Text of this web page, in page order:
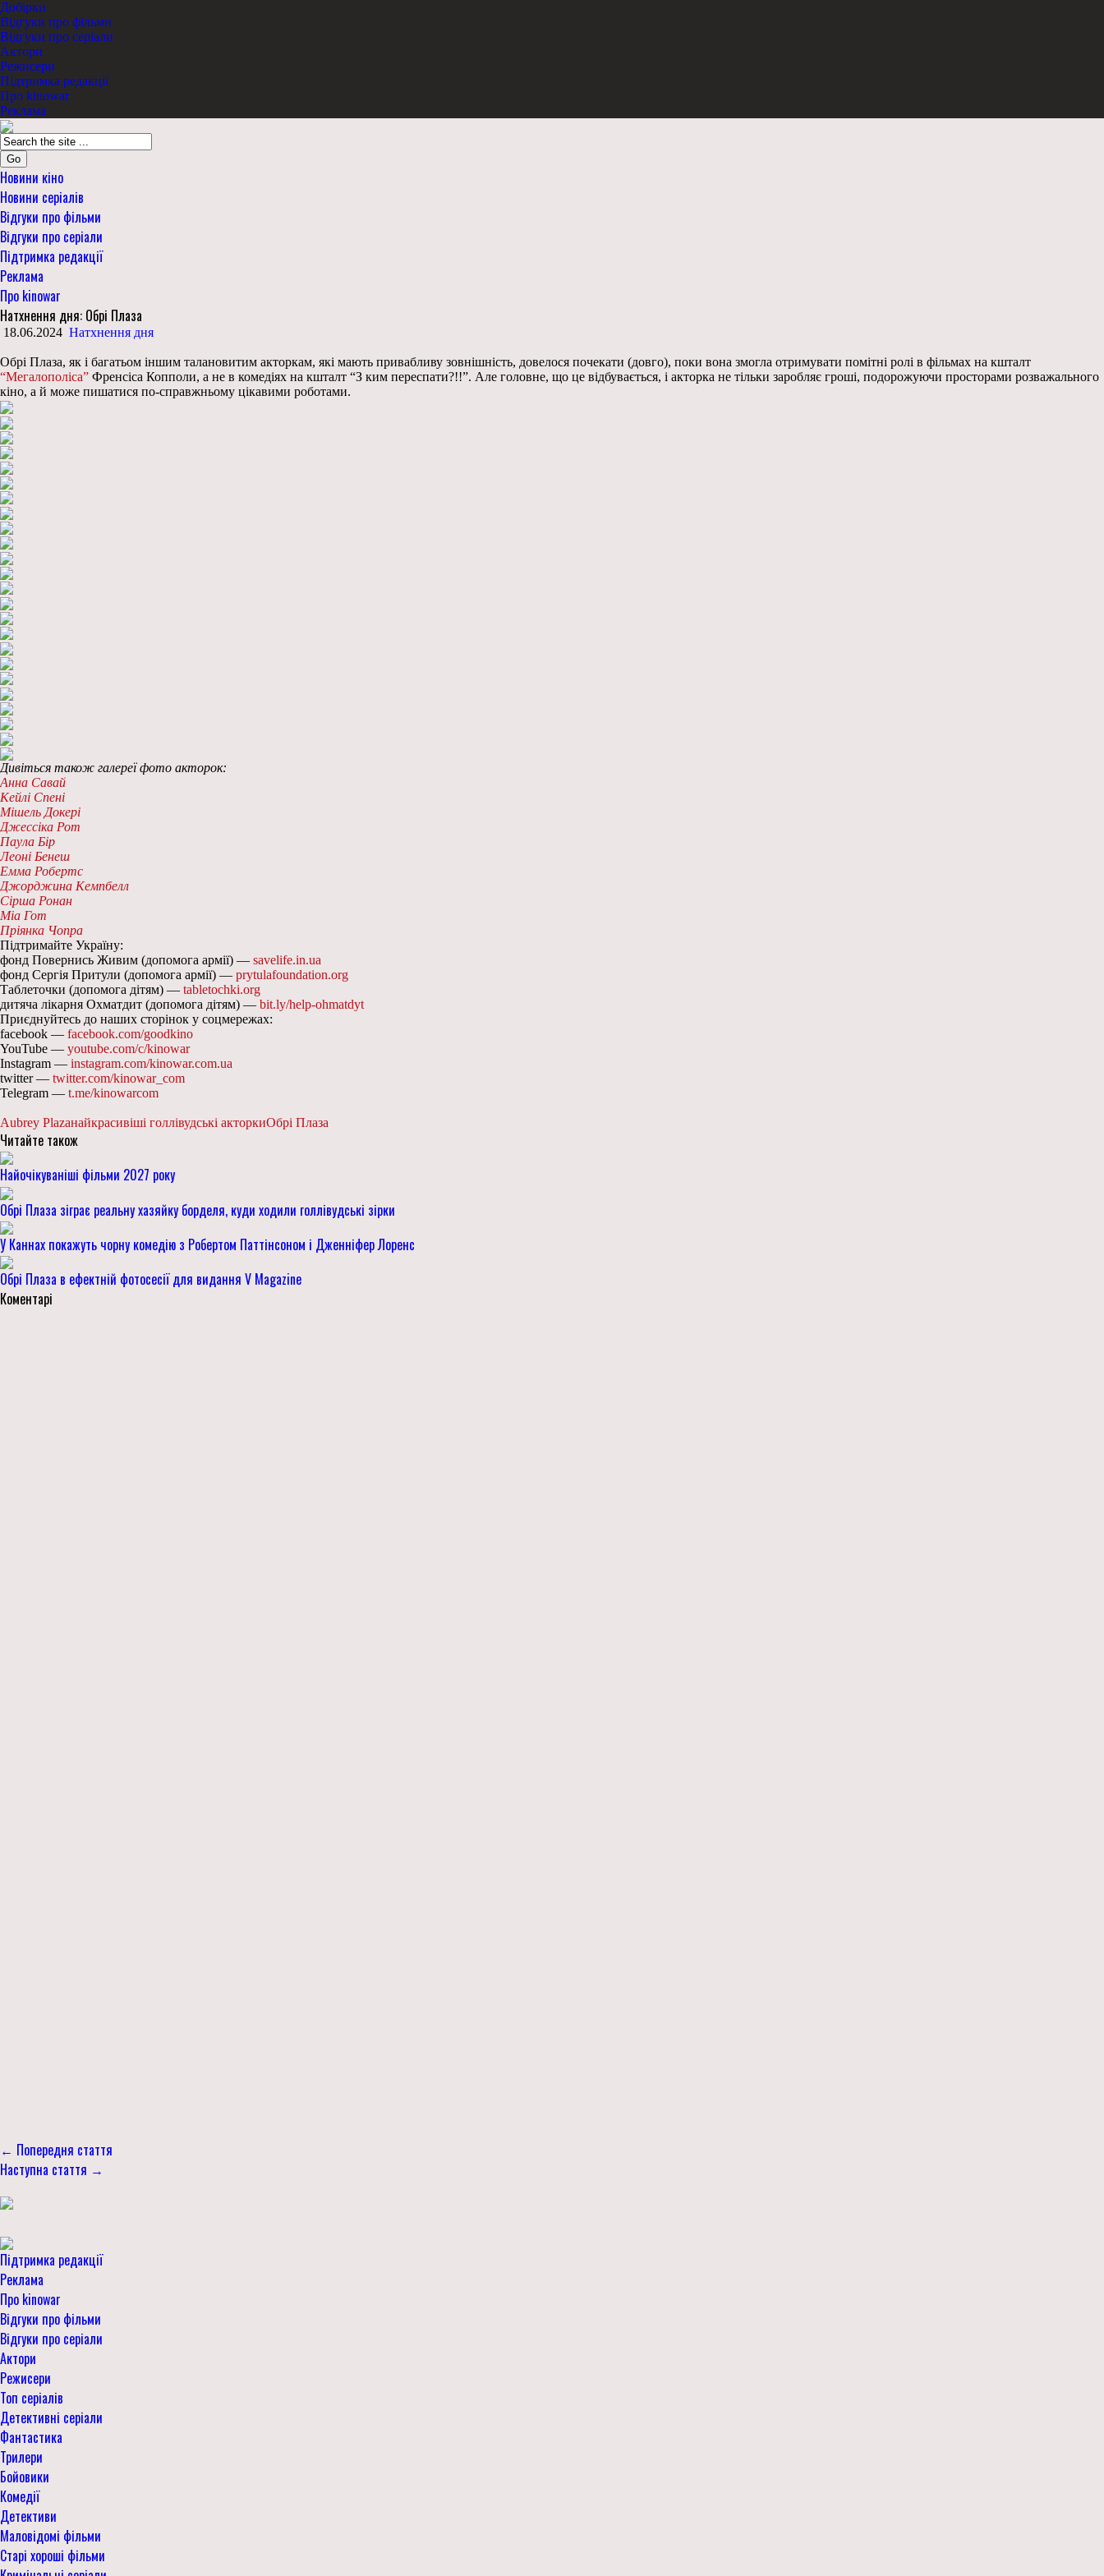
Добірки
Відгуки про фільми
Відгуки про серіали
Актори
Режисери
Підтримка редакції
Про kinowar
Реклама
Go
Новини кіно
Новини серіалів
Відгуки про фільми
Відгуки про серіали
Підтримка редакції
Реклама
Про kinowar
Натхнення дня: Обрі Плаза
18.06.2024 Натхнення дня
Обрі Плаза, як і багатьом іншим талановитим акторкам, які мають привабливу зовнішність, довелося почекати (довго), поки вона змогла отримувати помітні ролі в фільмах на кшталт
“Мегалополіса” Френсіса Копполи, а не в комедіях на кшталт “З ким переспати?!!”. Але головне, що це відбувається, і акторка не тільки заробляє гроші, подорожуючи просторами розважального
кіно, а й може пишатися по-справжньому цікавими роботами.
Дивіться також галереї фото акторок:
Анна Савай
Кейлі Спені
Мішель Докері
Джессіка Рот
Паула Бір
Леоні Бенеш
Емма Робертс
Джорджина Кемпбелл
Сірша Ронан
Міа Гот
Пріянка Чопра
Підтримайте Україну:
фонд Повернись Живим (допомога армії) — savelife.in.ua
фонд Сергія Притули (допомога армії) — prytulafoundation.org
Таблеточки (допомога дітям) — tabletochki.org
дитяча лікарня Охматдит (допомога дітям) — bit.ly/help-ohmatdyt
Приєднуйтесь до наших сторінок у соцмережах:
facebook — facebook.com/goodkino
YouTube — youtube.com/c/kinowar
Instagram — instagram.com/kinowar.com.ua
twitter — twitter.com/kinowar_com
Telegram — t.me/kinowarcom
Aubrey Plazaнайкрасивіші голлівудські акторкиОбрі Плаза
Читайте також
Найочікуваніші фільми 2027 року
Обрі Плаза зіграє реальну хазяйку борделя, куди ходили голлівудські зірки
У Каннах покажуть чорну комедію з Робертом Паттінсоном і Дженніфер Лоренс
Обрі Плаза в ефектній фотосесії для видання V Magazine
Коментарі
← Попередня стаття
Наступна стаття →
Підтримка редакції
Реклама
Про kinowar
Відгуки про фільми
Відгуки про серіали
Актори
Режисери
Топ серіалів
Детективні серіали
Фантастика
Трилери
Бойовики
Комедії
Детективи
Маловідомі фільми
Старі хороші фільми